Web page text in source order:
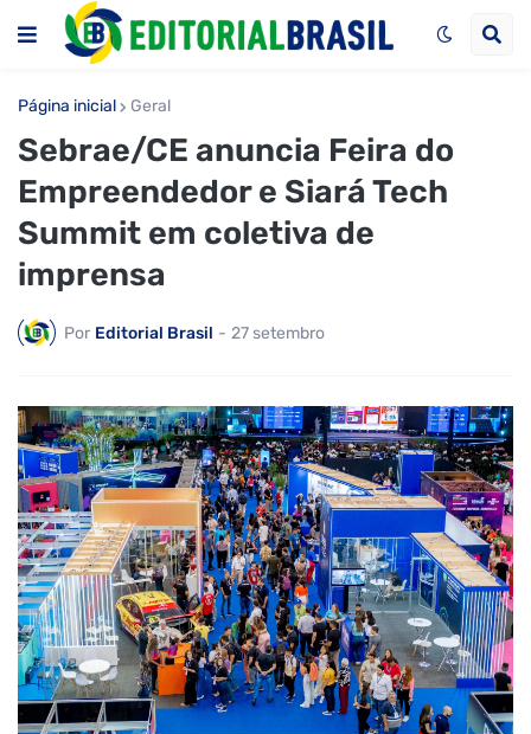
Página inicial Geral
Sebrae/CE anuncia Feira do
Empreendedor e Siará Tech
Summit em coletiva de
imprensa
Por Editorial Brasil - 27 setembro